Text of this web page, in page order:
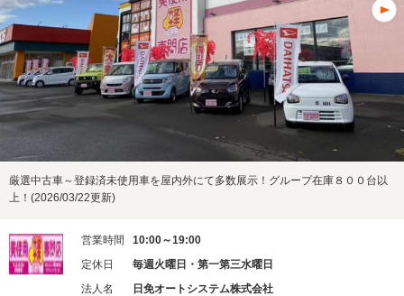
厳選中古車～登録済未使用車を屋内外にて多数展示！グループ在庫８００台以
上！(2026/03/22更新)
営業時間
10:00～19:00
定休日
毎週火曜日・第一第三水曜日
法人名
日免オートシステム株式会社